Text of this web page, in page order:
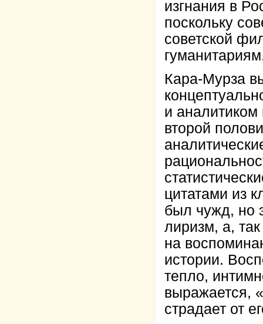
изгнания в
поскольку
советской
Кара-Мурза
и аналитиком
второй
цитатами из
был чужд, но
лиризм, а,
на
истории.
тепло,
выражается,
страдает от